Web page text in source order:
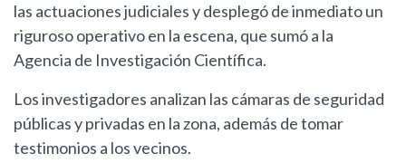
las actuaciones judiciales y desplegó de inmediato un
riguroso operativo en la escena, que sumó a la
Agencia de Investigación Científica.
Los investigadores analizan las cámaras de seguridad
públicas y privadas en la zona, además de tomar
testimonios a los vecinos.